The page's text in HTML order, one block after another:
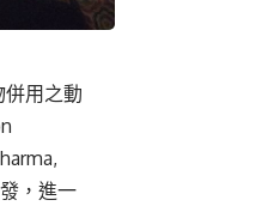
併用之動
，進一